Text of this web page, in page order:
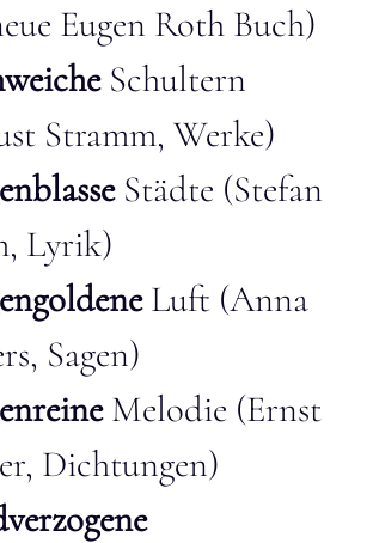
Eugen Roth Buch)
Schultern
Stramm, Werke)
Städte (Stefan
Lyrik)
Luft (Anna
Sagen)
Melodie (Ernst
Dichtungen)